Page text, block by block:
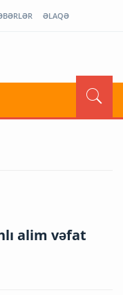
ƏLAQƏ
alim vəfat